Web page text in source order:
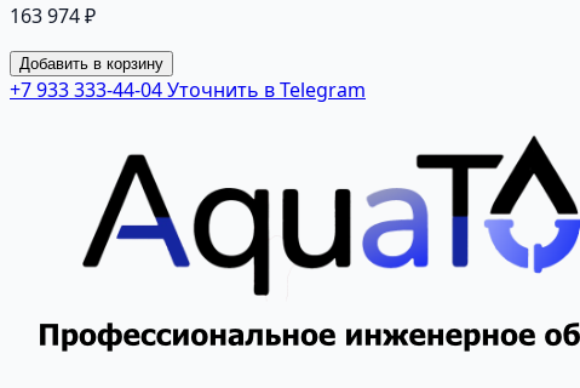
163 974 ₽
Добавить в корзину
+7 933 333-44-04Уточнить в Telegram